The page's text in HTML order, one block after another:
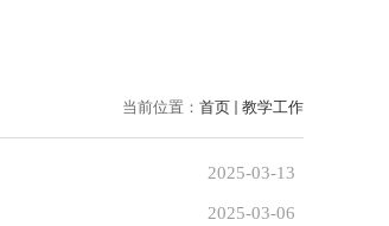
当前位置： 首页 教学工作
2025-03-13
2025-03-06